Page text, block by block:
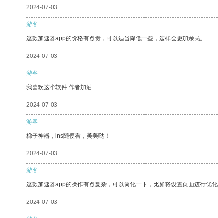
2024-07-03
游客
这款加速器app的价格有点贵，可以适当降低一些，这样会更加亲民。
2024-07-03
游客
我喜欢这个软件 作者加油
2024-07-03
游客
梯子神器，ins随便看，美美哒！
2024-07-03
游客
这款加速器app的操作有点复杂，可以简化一下，比如将设置页面进行优
2024-07-03